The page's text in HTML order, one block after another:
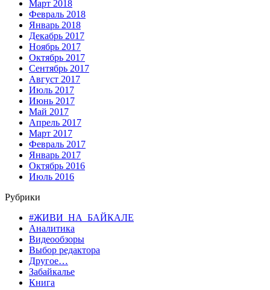
Март 2018
Февраль 2018
Январь 2018
Декабрь 2017
Ноябрь 2017
Октябрь 2017
Сентябрь 2017
Август 2017
Июль 2017
Июнь 2017
Май 2017
Апрель 2017
Март 2017
Февраль 2017
Январь 2017
Октябрь 2016
Июль 2016
Рубрики
#ЖИВИ_НА_БАЙКАЛЕ
Аналитика
Видеообзоры
Выбор редактора
Другое…
Забайкалье
Книга